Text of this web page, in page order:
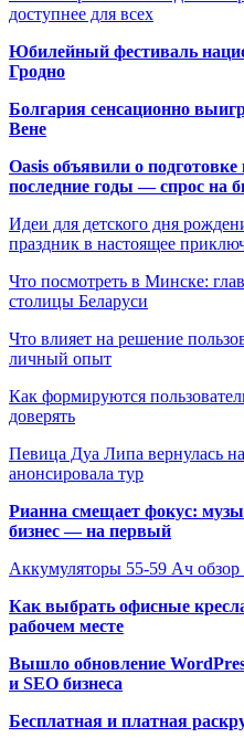
доступнее для всех
Юбилейный фестиваль
Гродно
Болгария сенсационно
Вене
Oasis объявили о
последние годы — спрос на
Идеи для детского дня
праздник в настоящее
Что посмотреть в Минске:
столицы Беларуси
Что влияет на решение
личный опыт
Как формируются
доверять
Певица Дуа Липа вернулась
анонсировала тур
Рианна смещает фокус:
бизнес — на первый
Аккумуляторы 55-59 Ач
Как выбрать офисные
рабочем месте
Вышло обновление
и SEO бизнеса
Бесплатная и платная